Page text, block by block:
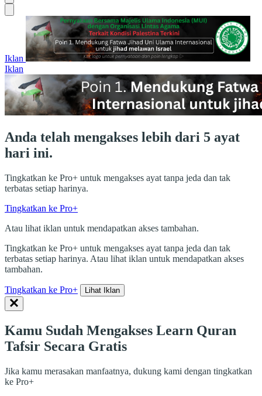
Iklan
Iklan
Anda telah mengakses lebih dari 5 ayat
hari ini.
Tingkatkan ke Pro+ untuk mengakses ayat tanpa jeda dan tak
terbatas setiap harinya.
Tingkatkan ke Pro+
Atau lihat iklan untuk mendapatkan akses tambahan.
Tingkatkan ke Pro+ untuk mengakses ayat tanpa jeda dan tak
terbatas setiap harinya. Atau lihat iklan untuk mendapatkan akses
tambahan.
Tingkatkan ke Pro+ Lihat Iklan
Kamu Sudah Mengakses Learn Quran
Tafsir Secara Gratis
Jika kamu merasakan manfaatnya, dukung kami dengan tingkatkan
ke Pro+